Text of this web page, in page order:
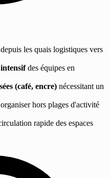
les quais logistiques vers
intensifdes équipes en
(café, encre) nécessitant un
hors plages d'activité
rapide des espaces